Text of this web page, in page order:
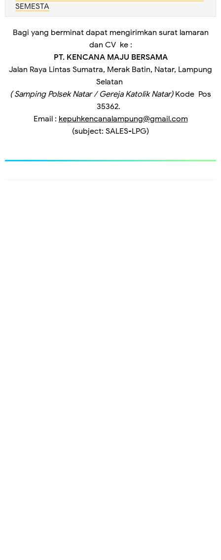
SEMESTA
Bagi yang berminat dapat mengirimkan surat lamaran
dan CV ke :
PT. KENCANA MAJU BERSAMA
Jalan Raya Lintas Sumatra, Merak Batin, Natar, Lampung
Selatan
( Samping Polsek Natar / Gereja Katolik Natar)Kode Pos
35362.
Email : kepuhkencanalampung@gmail.com
(subject: SALES-LPG)